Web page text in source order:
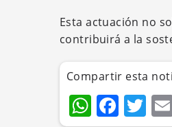
Esta actuación no
contribuirá a la
Compartir esta